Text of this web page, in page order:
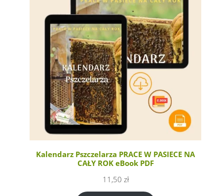
Kalendarz Pszczelarza PRACE W PASIECE NA
CAŁY ROK eBook PDF
11,50 zł